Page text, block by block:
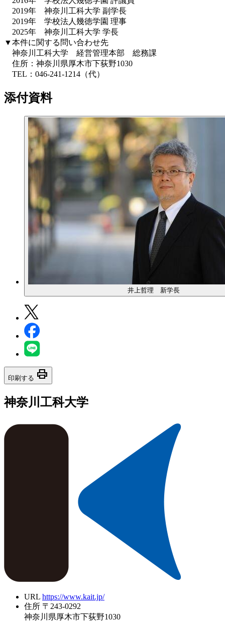
2019年 神奈川工科大学 副学長
2019年 学校法人幾徳学園 理事
2025年 神奈川工科大学 学長
▼本件に関する問い合わせ先
神奈川工科大学 経営管理本部 総務課
住所：神奈川県厚木市下荻野1030
TEL：046-241-1214（代）
添付資料
井上哲理 新学長
印刷する print
神奈川工科大学
URL https://www.kait.jp/
住所 〒243-0292
神奈川県厚木市下荻野1030